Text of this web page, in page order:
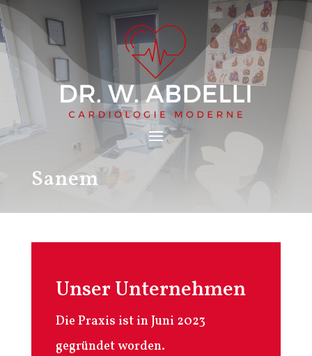
Sanem
Unser Unternehmen
Die Praxis ist in Juni 2023
gegründet worden.